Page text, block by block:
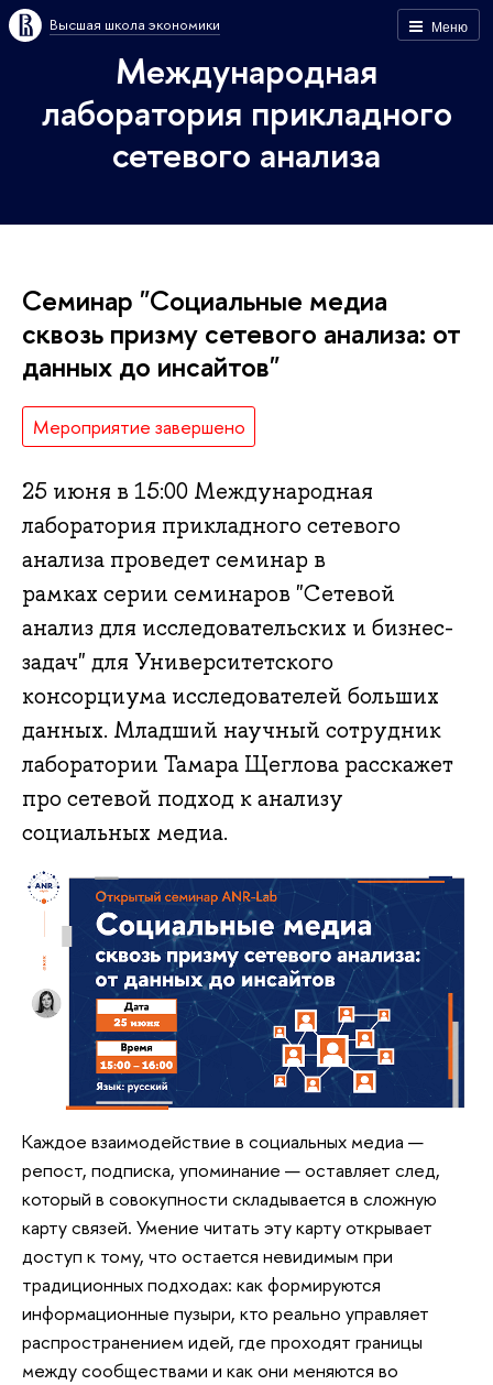
Меню
Высшая школа экономики
Международная
лаборатория прикладного
сетевого анализа
Семинар "Социальные медиа
сквозь призму сетевого анализа: от
данных до инсайтов"
Мероприятие завершено
25 июня в 15:00 Международная
лаборатория прикладного сетевого
анализа проведет семинар в
рамках серии семинаров "Сетевой
анализ для исследовательских и бизнес-
задач" для Университетского
консорциума исследователей больших
данных. Младший научный сотрудник
лаборатории Тамара Щеглова расскажет
про сетевой подход к анализу
социальных медиа.
Каждое взаимодействие в социальных медиа —
репост, подписка, упоминание — оставляет след,
который в совокупности складывается в сложную
карту связей. Умение читать эту карту открывает
доступ к тому, что остается невидимым при
традиционных подходах: как формируются
информационные пузыри, кто реально управляет
распространением идей, где проходят границы
между сообществами и как они меняются во